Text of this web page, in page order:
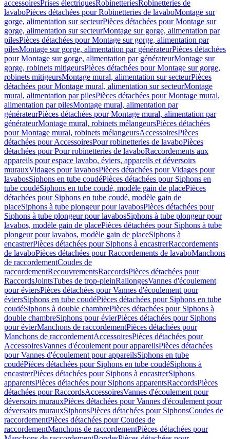
accessoiresPrises électriquesRobinetteriesRobinetteries de
lavaboPièces détachées pour Robinetteries de lavaboMontage sur
gorge, alimentation sur secteurPièces détachées pour Montage sur
gorge, alimentation sur secteurMontage sur gorge, alimentation par
pilesPièces détachées pour Montage sur gorge, alimentation par
pilesMontage sur gorge, alimentation par générateurPièces détachées
pour Montage sur gorge, alimentation par générateurMontage sur
gorge, robinets mitigeursPièces détachées pour Montage sur gorge,
robinets mitigeursMontage mural, alimentation sur secteurPièces
détachées pour Montage mural, alimentation sur secteurMontage
mural, alimentation par pilesPièces détachées pour Montage mural,
alimentation par pilesMontage mural, alimentation par
générateurPièces détachées pour Montage mural, alimentation par
générateurMontage mural, robinets mélangeursPièces détachées
pour Montage mural, robinets mélangeursAccessoiresPièces
détachées pour AccessoiresPour robinetteries de lavaboPièces
détachées pour Pour robinetteries de lavaboRaccordements aux
appareils pour espace lavabo, éviers, appareils et déversoirs
murauxVidages pour lavabosPièces détachées pour Vidages pour
lavabosSiphons en tube coudéPièces détachées pour Siphons en
tube coudéSiphons en tube coudé, modèle gain de placePièces
détachées pour Siphons en tube coudé, modèle gain de
placeSiphons à tube plongeur pour lavabosPièces détachées pour
Siphons à tube plongeur pour lavabosSiphons à tube plongeur pour
lavabos, modèle gain de placePièces détachées pour Siphons à tube
plongeur pour lavabos, modèle gain de placeSiphons à
encastrerPièces détachées pour Siphons à encastrerRaccordements
de lavaboPièces détachées pour Raccordements de lavaboManchons
de raccordementCoudes de
raccordementRecouvrementsRaccordsPièces détachées pour
RaccordsJointsTubes de trop-pleinRallongesVannes d'écoulement
pour éviersPièces détachées pour Vannes d'écoulement pour
éviersSiphons en tube coudéPièces détachées pour Siphons en tube
coudéSiphons à double chambrePièces détachées pour Siphons à
double chambreSiphons pour évierPièces détachées pour Siphons
pour évierManchons de raccordementPièces détachées pour
Manchons de raccordementAccessoiresPièces détachées pour
AccessoiresVannes d'écoulement pour appareilsPièces détachées
pour Vannes d'écoulement pour appareilsSiphons en tube
coudéPièces détachées pour Siphons en tube coudéSiphons à
encastrerPièces détachées pour Siphons à encastrerSiphons
apparentsPièces détachées pour Siphons apparentsRaccordsPièces
détachées pour RaccordsAccessoiresVannes d'écoulement pour
déversoirs murauxPièces détachées pour Vannes d'écoulement pour
déversoirs murauxSiphonsPièces détachées pour SiphonsCoudes de
raccordementPièces détachées pour Coudes de
raccordementManchons de raccordementPièces détachées pour